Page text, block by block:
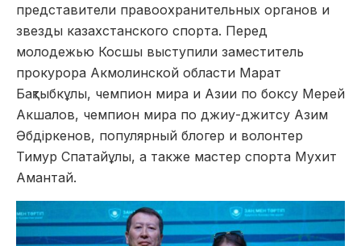
представители правоохранительных органов и
звезды казахстанского спорта. Перед
молодежью Косшы выступили заместитель
прокурора Акмолинской области Марат
Бақтыбкұлы, чемпион мира и Азии по боксу Мерей
Акшалов, чемпион мира по джиу-джитсу Азим
Әбдіркенов, популярный блогер и волонтер
Тимур Спатайұлы, а также мастер спорта Мухит
Амантай.